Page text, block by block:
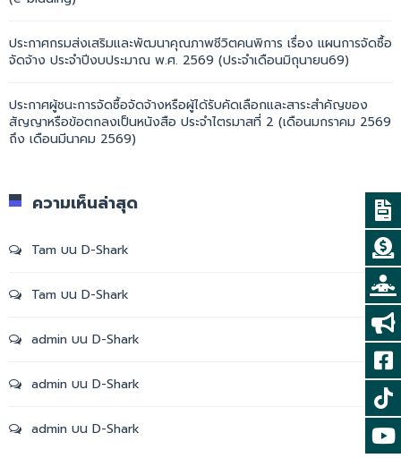
ประกาศกรมส่งเสริมและพัฒนาคุณภาพชีวิตคนพิการ เรื่อง แผนการจัดซื้อ
จัดจ้าง ประจำปีงบประมาณ พ.ศ. 2569 (ประจำเดือนมิถุนายน69)
ประกาศผู้ชนะการจัดซื้อจัดจ้างหรือผู้ได้รับคัดเลือกและสาระสำคัญของ
สัญญาหรือข้อตกลงเป็นหนังสือ ประจำไตรมาสที่ 2 (เดือนมกราคม 2569
ถึง เดือนมีนาคม 2569)
ความเห็นล่าสุด
Tam บน D-Shark
Tam บน D-Shark
admin บน D-Shark
admin บน D-Shark
admin บน D-Shark